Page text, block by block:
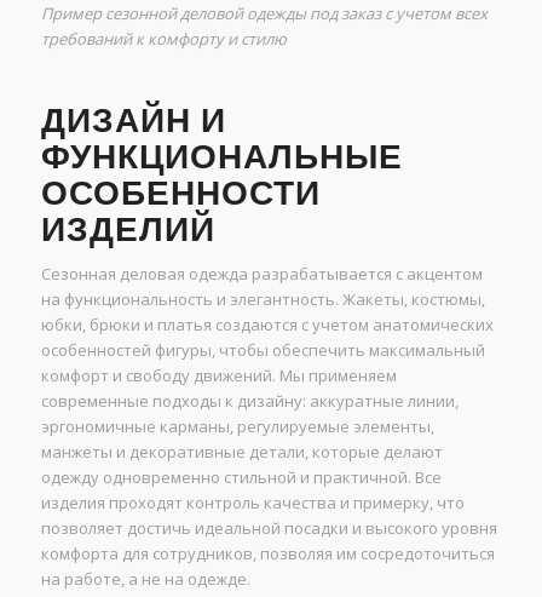
Пример сезонной деловой одежды под заказ с учетом всех
требований к комфорту и стилю
ДИЗАЙН И
ФУНКЦИОНАЛЬНЫЕ
ОСОБЕННОСТИ
ИЗДЕЛИЙ
Сезонная деловая одежда разрабатывается с акцентом
на функциональность и элегантность. Жакеты, костюмы,
юбки, брюки и платья создаются с учетом анатомических
особенностей фигуры, чтобы обеспечить максимальный
комфорт и свободу движений. Мы применяем
современные подходы к дизайну: аккуратные линии,
эргономичные карманы, регулируемые элементы,
манжеты и декоративные детали, которые делают
одежду одновременно стильной и практичной. Все
изделия проходят контроль качества и примерку, что
позволяет достичь идеальной посадки и высокого уровня
комфорта для сотрудников, позволяя им сосредоточиться
на работе, а не на одежде.